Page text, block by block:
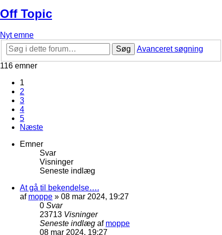
Off Topic
Nyt emne
Søg
Avanceret søgning
116 emner
1
2
3
4
5
Næste
Emner
Svar
Visninger
Seneste indlæg
At gå til bekendelse….
af moppe » 08 mar 2024, 19:27
0 Svar
23713 Visninger
Seneste indlæg af moppe
08 mar 2024, 19:27